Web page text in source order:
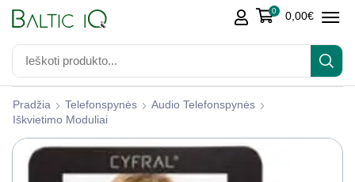
0 0,00€
Pradžia Telefonspynės
Audio Telefonspynės
Iškvietimo Moduliai